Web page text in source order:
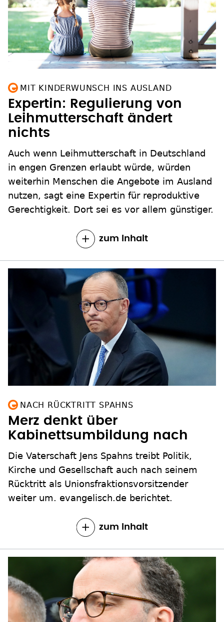
MIT KINDERWUNSCH INS AUSLAND
Expertin: Regulierung von
Leihmutterschaft ändert
nichts
Auch wenn Leihmutterschaft in Deutschland
in engen Grenzen erlaubt würde, würden
weiterhin Menschen die Angebote im Ausland
nutzen, sagt eine Expertin für reproduktive
Gerechtigkeit. Dort sei es vor allem günstiger.
zum Inhalt
NACH RÜCKTRITT SPAHNS
Merz denkt über
Kabinettsumbildung nach
Die Vaterschaft Jens Spahns treibt Politik,
Kirche und Gesellschaft auch nach seinem
Rücktritt als Unionsfraktionsvorsitzender
weiter um. evangelisch.de berichtet.
zum Inhalt